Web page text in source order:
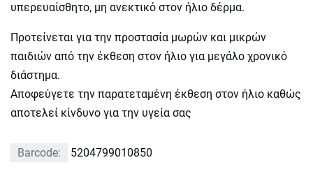
υπερευαίσθητο, μη ανεκτικό στον ήλιο δέρμα.
Προτείνεται για την προστασία μωρών και μικρών
παιδιών από την έκθεση στον ήλιο για μεγάλο χρονικό
διάστημα.
Αποφεύγετε την παρατεταμένη έκθεση στον ήλιο καθώς
αποτελεί κίνδυνο για την υγεία σας
Barcode: 5204799010850